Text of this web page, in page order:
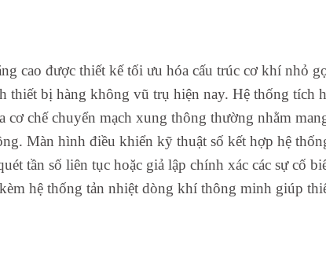
cao được thiết kế tối ưu hóa cấu trúc cơ khí nhỏ
thiết bị hàng không vũ trụ hiện nay. Hệ thống tích
chế chuyển mạch xung thông thường nhằm
Màn hình điều khiển kỹ thuật số kết hợp hệ
tần số liên tục hoặc giả lập chính xác các sự cố
hệ thống tản nhiệt dòng khí thông minh giúp